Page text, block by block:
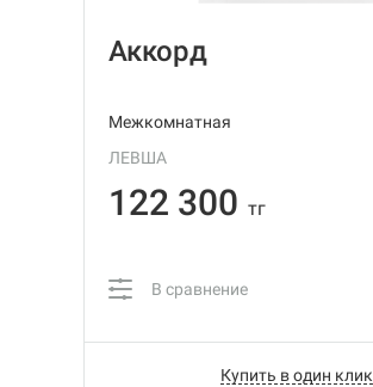
Аккорд
Межкомнатная
ЛЕВША
122 300 тг
В сравнение
Купить в один клик